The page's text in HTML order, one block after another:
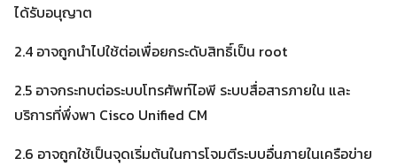
ได้รับอนุญาต
2.4 อาจถูกนำไปใช้ต่อเพื่อยกระดับสิทธิ์เป็น root
2.5 อาจกระทบต่อระบบโทรศัพท์ไอพี ระบบสื่อสารภายใน และ
บริการที่พึ่งพา Cisco Unified CM
2.6 อาจถูกใช้เป็นจุดเริ่มต้นในการโจมตีระบบอื่นภายในเครือข่าย